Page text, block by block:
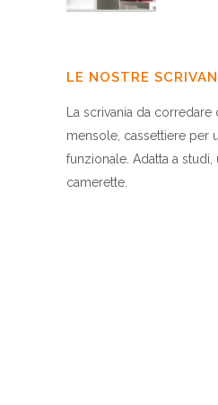
LE NOSTRE
La scrivania da corredare
mensole, cassettiere per
funzionale. Adatta a studi,
camerette.